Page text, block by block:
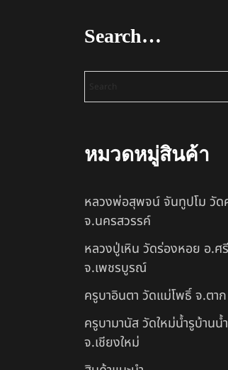
Search…
หมวดหมู่สินค้า
หลวงพ่อสุพจน์ จันทูปโม วัด
จ.นครสวรรค์
หลวงปู่เหิน วัดร่องหอย อ.ศ
จ.เพชรบูรณ์
ครูบาอินตา วัดแม่โพธิ์ จ.ตาก
ครูบามานัส วัดใหม่น้ำรูบ้านน้
จ.เชียงใหม่